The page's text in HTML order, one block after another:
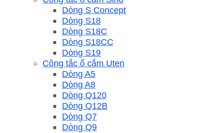
Dòng S Concept
Dòng S18
Dòng S18C
Dòng S18CC
Dòng S19
Công tắc ổ cắm Uten
Dòng A5
Dòng A8
Dòng Q120
Dòng Q12B
Dòng Q7
Dòng Q9